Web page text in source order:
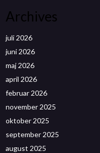
Archives
juli 2026
juni 2026
maj 2026
april 2026
februar 2026
november 2025
oktober 2025
september 2025
august 2025